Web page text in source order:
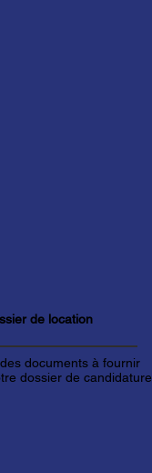
de location
documents à fournir
dossier de candidature.